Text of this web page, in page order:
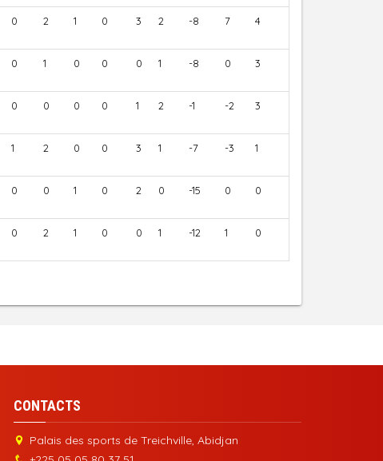
0 2 1 0 3 2 -8 7 4
0 1 0 0 0 1 -8 0 3
0 0 0 0 1 2 -1 -2 3
1 2 0 0 3 1 -7 -3 1
0 0 1 0 2 0 -15 0 0
0 2 1 0 0 1 -12 1 0
CONTACTS
Palais des sports de Treichville, Abidjan